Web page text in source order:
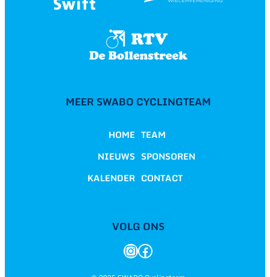
MEER SWABO CYCLINGTEAM
HOME
NIEUWS
KALENDER
TEAM
SPONSOREN
CONTACT
VOLG ONS
InstagramFacebook